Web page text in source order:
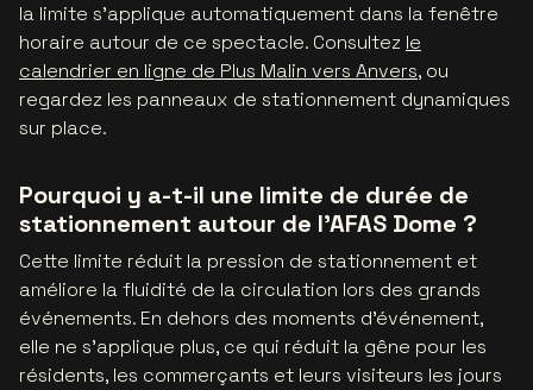
la limite s'applique automatiquement dans la fenêtre
horaire autour de ce spectacle. Consultez le
calendrier en ligne de Plus Malin vers Anvers, ou
regardez les panneaux de stationnement dynamiques
sur place.
Pourquoi y a-t-il une limite de durée de
stationnement autour de l'AFAS Dome ?
Cette limite réduit la pression de stationnement et
améliore la fluidité de la circulation lors des grands
événements. En dehors des moments d'événement,
elle ne s'applique plus, ce qui réduit la gêne pour les
résidents, les commerçants et leurs visiteurs les jours